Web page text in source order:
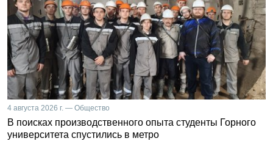
4 августа 2026 г. — Общество
В поисках производственного опыта студенты Горного
университета спустились в метро